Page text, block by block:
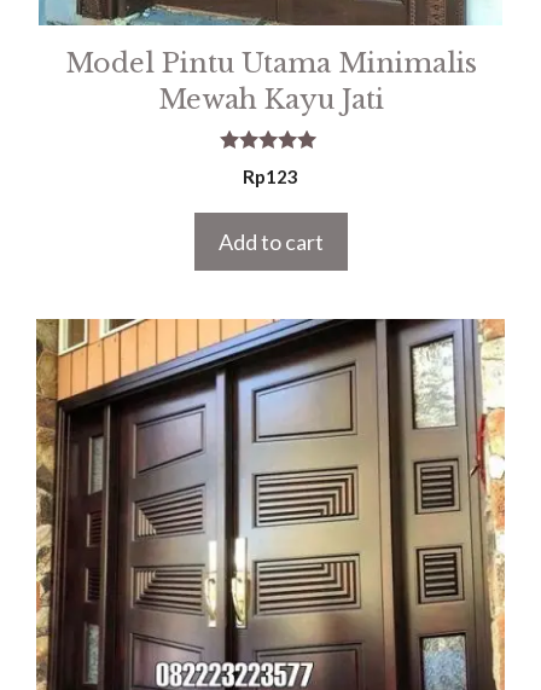
Model Pintu Utama Minimalis
Mewah Kayu Jati
5.00
out of 5
Rp123
Add to cart